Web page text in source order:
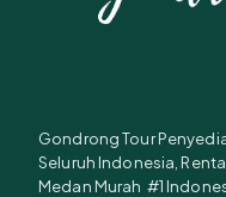
Gondrong Tour
Seluruh Indonesia,
Medan Murah #1